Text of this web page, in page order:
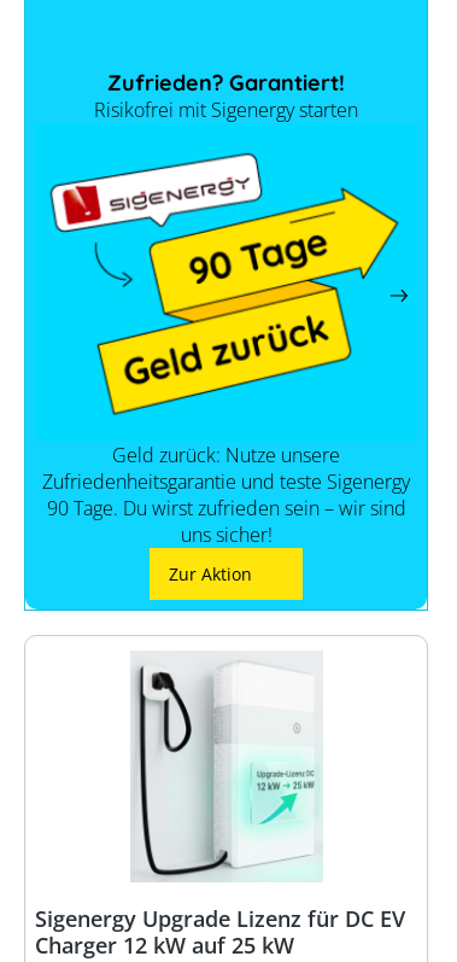
Zufrieden? Garantiert!
Risikofrei mit Sigenergy starten
Geld zurück: Nutze unsere
Zufriedenheitsgarantie und teste Sigenergy
90 Tage. Du wirst zufrieden sein – wir sind
uns sicher!
Zur Aktion
Sigenergy Upgrade Lizenz für DC EV
Charger 12 kW auf 25 kW